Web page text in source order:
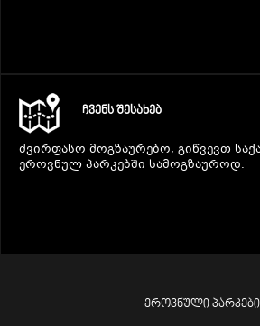
ᲩᲕᲔᲜᲡ ᲨᲔᲡᲐᲮᲔᲑ
ძვირფასო მოგზაურებო, გიწვევთ
ეროვნულ პარკებში სამოგზაუროდ.
ᲔᲠᲝᲕᲜᲣᲚᲘ ᲞᲐᲠᲙᲔᲑᲘ